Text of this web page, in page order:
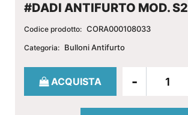
#DADI ANTIFURTO MOD. S2
Codice prodotto: CORA000108033
Categoria: Bulloni Antifurto
Quantità
ACQUISTA